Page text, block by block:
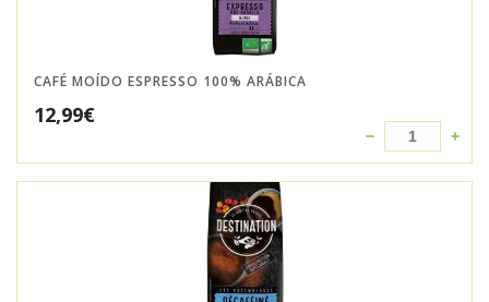
CAFÉ MOÍDO ESPRESSO 100% ARÁBICA
12,99€